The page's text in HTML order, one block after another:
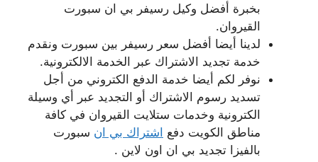
بخبرة أفضل وكيل رسيفر بي ان سبورت
القيروان.
لدينا أيضا أفضل سعر رسيفر بين سبورت ونقدم
خدمة تجديد الاشتراك عبر الخدمة الالكترونية.
نوفر لكم أيضا خدمة الدفع الكتروني من أجل
تسديد رسوم الاشتراك أو التجديد عبر أي وسيلة
الكترونية وخدمات ستلايت القيروان في كافة
مناطق الكويت دفع اشتراك بي ان سبورت
بالفيزا تجديد بي ان اون لاين .